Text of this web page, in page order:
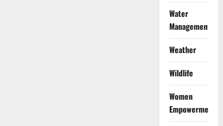
Water
Management
Weather
Wildlife
Women
Empowerment